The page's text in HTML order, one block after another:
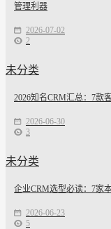
管理利器
2026-07-02
2
未分类
2026知名CRM汇总：7款
2026-06-30
3
未分类
企业CRM选型必读：7家
2026-06-23
5